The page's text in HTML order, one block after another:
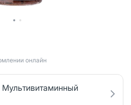
онлайн
Мультивитаминный